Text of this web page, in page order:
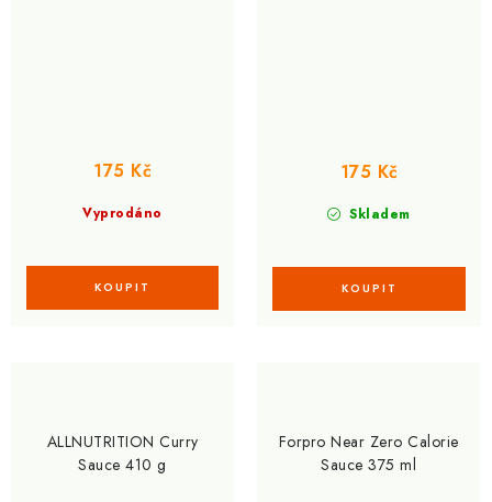
Vyprodáno
175 Kč
Skladem
175 Kč
ALLNUTRITION Curry
Sauce 410 g
Forpro Near Zero Calorie
Sauce 375 ml